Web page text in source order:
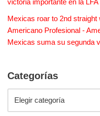
victoria importante en la LFA
Mexicas roar to 2nd
Americano Profesional -
Mexicas suma su segunda
Categorías